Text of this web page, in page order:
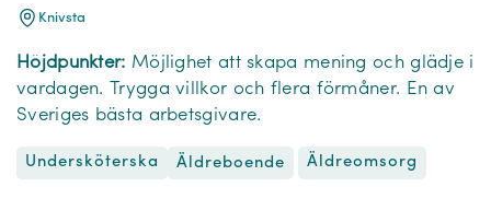
Knivsta
Höjdpunkter: Möjlighet att skapa mening och glädje i
vardagen. Trygga villkor och flera förmåner. En av
Sveriges bästa arbetsgivare.
Undersköterska Äldreboende Äldreomsorg